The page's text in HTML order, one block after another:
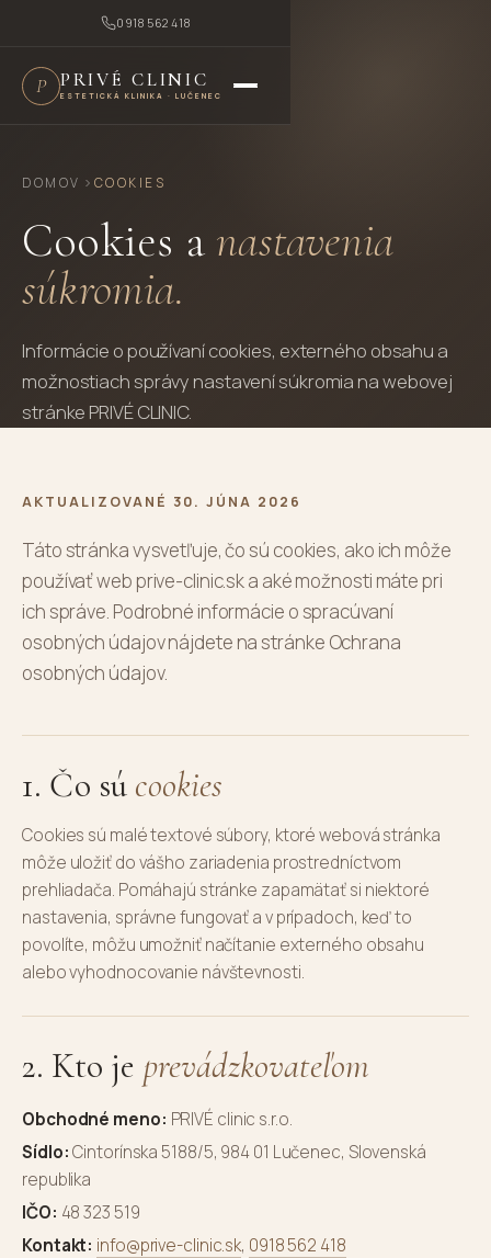
0918 562 418
PRIVÉ CLINIC
ESTETICKÁ KLINIKA · LUČENEC
DOMOV COOKIES
Cookies a nastavenia
súkromia.
Informácie o používaní cookies, externého obsahu a
možnostiach správy nastavení súkromia na webovej
stránke PRIVÉ CLINIC.
AKTUALIZOVANÉ 30. JÚNA 2026
Táto stránka vysvetľuje, čo sú cookies, ako ich môže
používať web prive-clinic.sk a aké možnosti máte pri
ich správe. Podrobné informácie o spracúvaní
osobných údajov nájdete na stránke Ochrana
osobných údajov.
1. Čo sú cookies
Cookies sú malé textové súbory, ktoré webová stránka
môže uložiť do vášho zariadenia prostredníctvom
prehliadača. Pomáhajú stránke zapamätať si niektoré
nastavenia, správne fungovať a v prípadoch, keď to
povolíte, môžu umožniť načítanie externého obsahu
alebo vyhodnocovanie návštevnosti.
2. Kto je prevádzkovateľom
Obchodné meno: PRIVÉ clinic s.r.o.
Sídlo:Cintorínska 5188/5, 984 01 Lučenec, Slovenská
republika
IČO: 48 323 519
Kontakt: info@prive-clinic.sk, 0918 562 418